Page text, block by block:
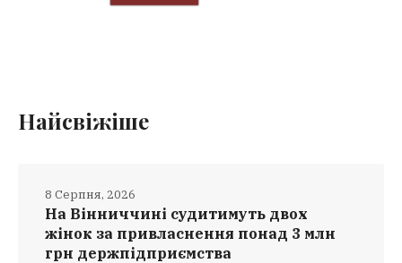
Найсвіжіше
На Вінниччині судитимуть двох
жінок за привласнення понад 3 млн
грн держпідприємства
8 Серпня, 2026